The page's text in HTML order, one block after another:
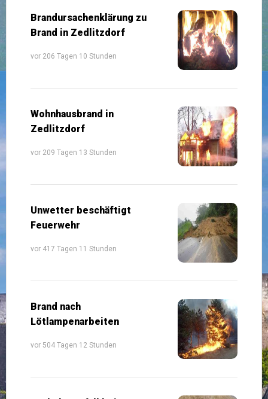
Brandursachenklärung zu
Brand in Zedlitzdorf
vor 206 Tagen 10 Stunden
Wohnhausbrand in
Zedlitzdorf
vor 209 Tagen 13 Stunden
Unwetter beschäftigt
Feuerwehr
vor 417 Tagen 11 Stunden
Brand nach
Lötlampenarbeiten
vor 504 Tagen 12 Stunden